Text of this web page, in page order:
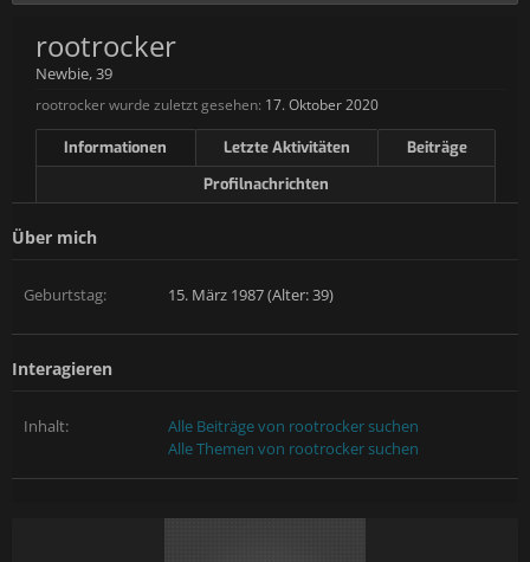
rootrocker
Newbie, 39
rootrocker wurde zuletzt gesehen: 17. Oktober 2020
Informationen Letzte Aktivitäten
Beiträge
Profilnachrichten
Über mich
Geburtstag: 15. März 1987 (Alter: 39)
Interagieren
Inhalt:
Alle Beiträge von rootrocker suchen
Alle Themen von rootrocker suchen